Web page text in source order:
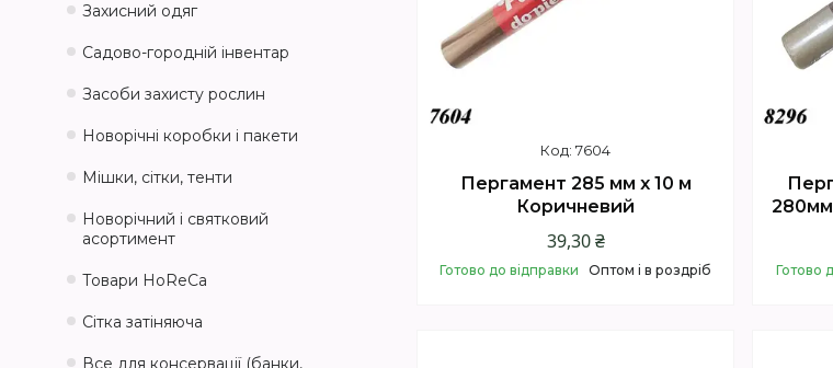
7604
Пергамент 285 мм х 10 м
Коричневий
39,30 ₴
Готово до відправки Оптом і в роздріб Готово
Захисний одяг
Садово-городній інвентар
Засоби захисту рослин
Новорічні коробки і пакети
Мішки, сітки, тенти
Новорічний і святковий
асортимент
Товари HoReCa
Сітка затіняюча
Все для консервації (банки,